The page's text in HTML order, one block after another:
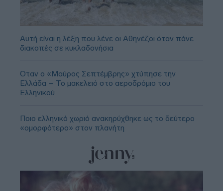
Αυτή είναι η λέξη που λένε οι Αθηνέζοι όταν πάνε
διακοπές σε κυκλαδονήσια
Όταν ο «Μαύρος Σεπτέμβρης» χτύπησε την
Ελλάδα – Το μακελειό στο αεροδρόμιο του
Ελληνικού
Ποιο ελληνικό χωριό ανακηρύχθηκε ως το δεύτερο
«ομορφότερο» στον πλανήτη